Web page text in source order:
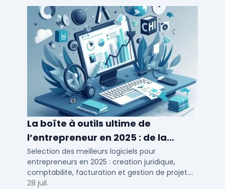
La boîte à outils ultime de
l’entrepreneur en 2025 : de la
création à la gestion
Selection des meilleurs logiciels pour
entrepreneurs en 2025 : creation juridique,
comptabilite, facturation et gestion de projet.
Outils adaptes aux TPE, PME et independants en
28 juil.